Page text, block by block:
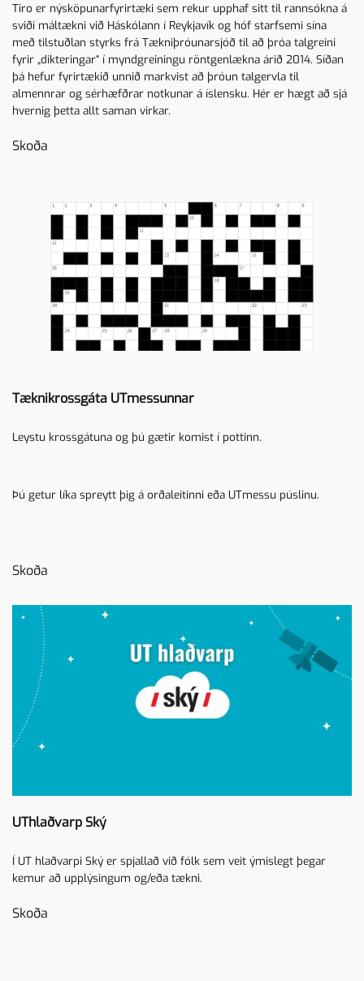
Tiro er nýsköpunarfyrirtæki sem rekur upphaf sitt til rannsókna á
sviði máltækni við Háskólann í Reykjavík og hóf starfsemi sína
með tilstuðlan styrks frá Tækniþróunarsjóð til að þróa talgreini
fyrir „dikteringar“ í myndgreiningu röntgenlækna árið 2014. Síðan
þá hefur fyrirtækið unnið markvist að þróun talgervla til
almennrar og sérhæfðrar notkunar á íslensku. Hér er hægt að sjá
hvernig þetta allt saman virkar.
Skoða
Tæknikrossgáta UTmessunnar
Leystu krossgátuna og þú gætir komist í pottinn.
Þú getur líka spreytt þig á orðaleitinni eða UTmessu púslinu.
Skoða
UThlaðvarp Ský
Í UT hlaðvarpi Ský er spjallað við fólk sem veit ýmislegt þegar
kemur að upplýsingum og/eða tækni.
Skoða